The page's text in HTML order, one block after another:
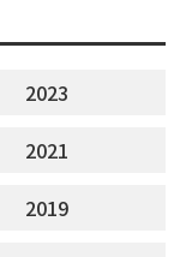
2023
2021
2019